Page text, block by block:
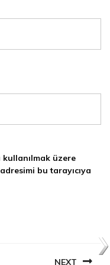
kullanılmak üzere
bu tarayıcıya
NEXT